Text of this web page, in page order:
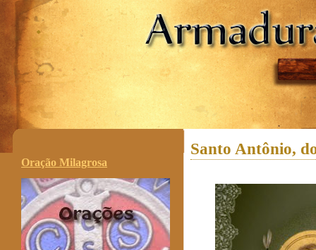
.
Oração Milagrosa
Santo Antônio,